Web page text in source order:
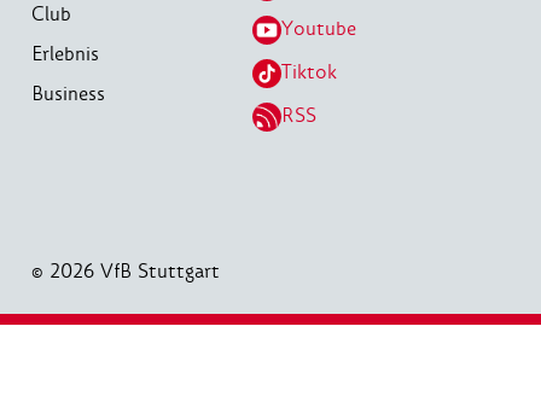
Club
Erlebnis
Business
Youtube
Tiktok
RSS
© 2026 VfB Stuttgart